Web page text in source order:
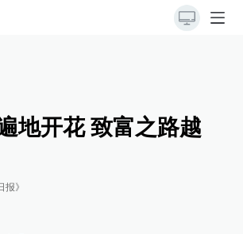
地开花 致富之路越
》